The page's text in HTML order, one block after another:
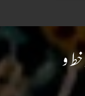
و